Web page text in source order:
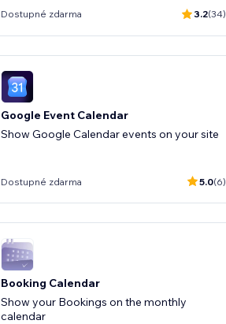
Dostupné zdarma 3.2(34)
Google Event Calendar
Show Google Calendar events on your site
Dostupné zdarma 5.0(6)
Booking Calendar
Show your Bookings on the monthly
calendar